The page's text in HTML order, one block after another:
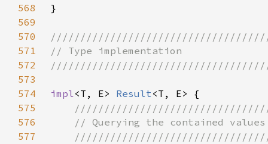
568
569
570
571
572
573
574
impl<T, E> Result
575
576
577